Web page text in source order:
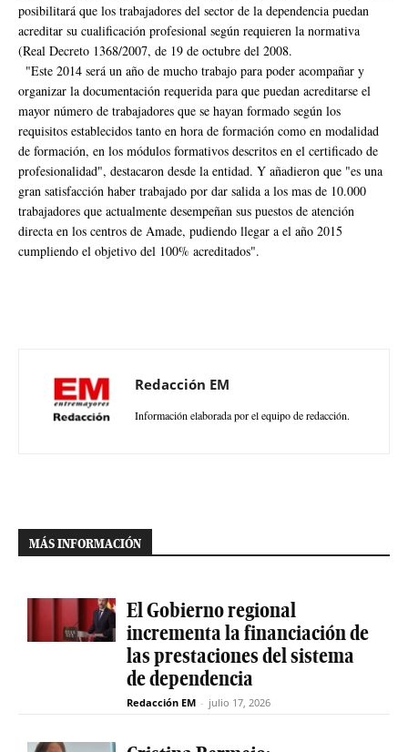
posibilitará que los trabajadores del sector de la dependencia puedan
acreditar su cualificación profesional según requieren la normativa
(Real Decreto 1368/2007, de 19 de octubre del 2008.
"Este 2014 será un año de mucho trabajo para poder acompañar y
organizar la documentación requerida para que puedan acreditarse el
mayor número de trabajadores que se hayan formado según los
requisitos establecidos tanto en hora de formación como en modalidad
de formación, en los módulos formativos descritos en el certificado de
profesionalidad", destacaron desde la entidad. Y añadieron que "es una
gran satisfacción haber trabajado por dar salida a los mas de 10.000
trabajadores que actualmente desempeñan sus puestos de atención
directa en los centros de Amade, pudiendo llegar a el año 2015
cumpliendo el objetivo del 100% acreditados".
Redacción EM
Información elaborada por el equipo de redacción.
MÁS INFORMACIÓN
El Gobierno regional
incrementa la financiación de
las prestaciones del sistema
de dependencia
Redacción EM - julio 17, 2026